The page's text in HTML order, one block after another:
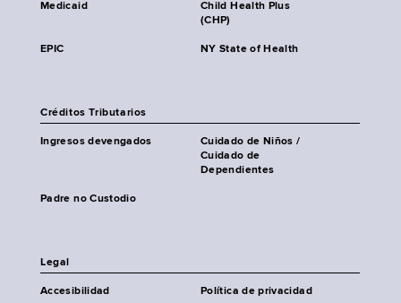
Medicaid
Child Health Plus
(CHP)
EPIC NY State of Health
Créditos Tributarios
Ingresos devengados
Cuidado de Niños /
Cuidado de
Dependientes
Padre no Custodio
Legal
Accesibilidad Política de privacidad